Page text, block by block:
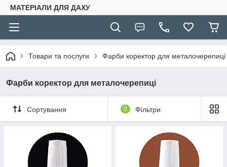
МАТЕРІАЛИ ДЛЯ ДАХУ
Товари та послуги Фарби коректор для металочерепиці
Фарби коректор для металочерепиці
Сортування 0 Фільтри